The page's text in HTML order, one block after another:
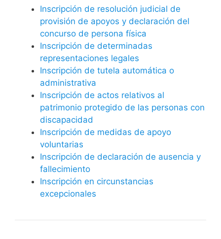
Inscripción de resolución judicial de
provisión de apoyos y declaración del
concurso de persona física
Inscripción de determinadas
representaciones legales
Inscripción de tutela automática o
administrativa
Inscripción de actos relativos al
patrimonio protegido de las personas con
discapacidad
Inscripción de medidas de apoyo
voluntarias
Inscripción de declaración de ausencia y
fallecimiento
Inscripción en circunstancias
excepcionales